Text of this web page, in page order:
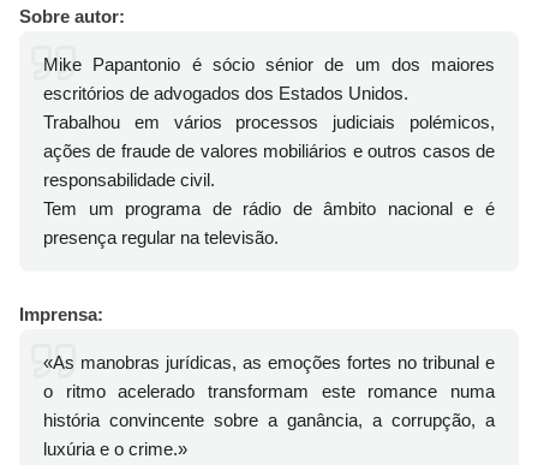
Sobre autor:
Mike Papantonio é sócio sénior de um dos maiores
escritórios de advogados dos Estados Unidos.
Trabalhou em vários processos judiciais polémicos,
ações de fraude de valores mobiliários e outros casos de
responsabilidade civil.
Tem um programa de rádio de âmbito nacional e é
presença regular na televisão.
Imprensa:
«As manobras jurídicas, as emoções fortes no tribunal e
o ritmo acelerado transformam este romance numa
história convincente sobre a ganância, a corrupção, a
luxúria e o crime.»